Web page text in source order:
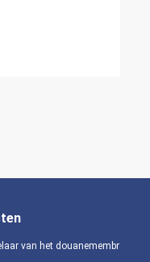
van het douanemembraan